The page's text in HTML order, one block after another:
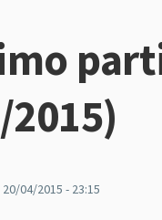
20/04/2015 - 23:15